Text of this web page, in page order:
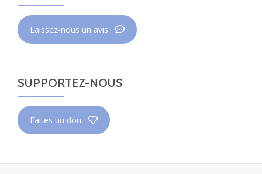
Laissez-nous un avis
SUPPORTEZ-NOUS
Faites un don